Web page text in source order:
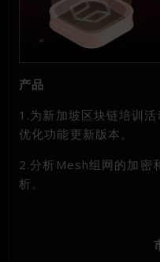
产品
1.为新加坡区块链培训
优化功能更新版本。
2.分析Mesh组网的加密
析。